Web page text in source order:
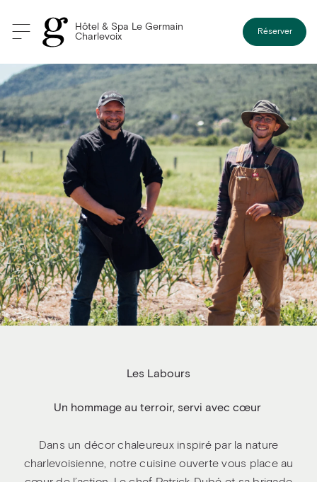
Hôtel & Spa Le Germain
Charlevoix
Réserver
Les Labours
Un hommage au terroir, servi avec cœur
Dans un décor chaleureux inspiré par la nature
charlevoisienne, notre cuisine ouverte vous place au